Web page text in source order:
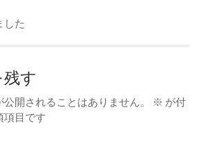
した
す
公開されることはありません。 ※ が付
項目です